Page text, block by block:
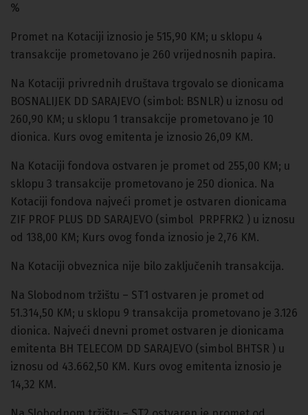
%
Promet na Kotaciji iznosio je 515,90 KM; u sklopu 4
transakcije prometovano je 260 vrijednosnih papira.
Na Kotaciji privrednih društava trgovalo se dionicama
BOSNALIJEK DD SARAJEVO (simbol: BSNLR) u iznosu od
260,90 KM; u sklopu 1 transakcije prometovano je 10
dionica. Kurs ovog emitenta je iznosio 26,09 KM.
Na Kotaciji fondova ostvaren je promet od 255,00 KM; u
sklopu 3 transakcije prometovano je 250 dionica. Na
Kotaciji fondova najveći promet je ostvaren dionicama
ZIF PROF PLUS DD SARAJEVO (simbol PRPFRK2 ) u iznosu
od 138,00 KM; Kurs ovog fonda iznosio je 2,76 KM.
Na Kotaciji obveznica nije bilo zaključenih transakcija.
Na Slobodnom tržištu – ST1 ostvaren je promet od
51.314,50 KM; u sklopu 9 transakcija prometovano je 3.126
dionica. Najveći dnevni promet ostvaren je dionicama
emitenta BH TELECOM DD SARAJEVO (simbol BHTSR ) u
iznosu od 43.662,50 KM. Kurs ovog emitenta iznosio je
14,32 KM.